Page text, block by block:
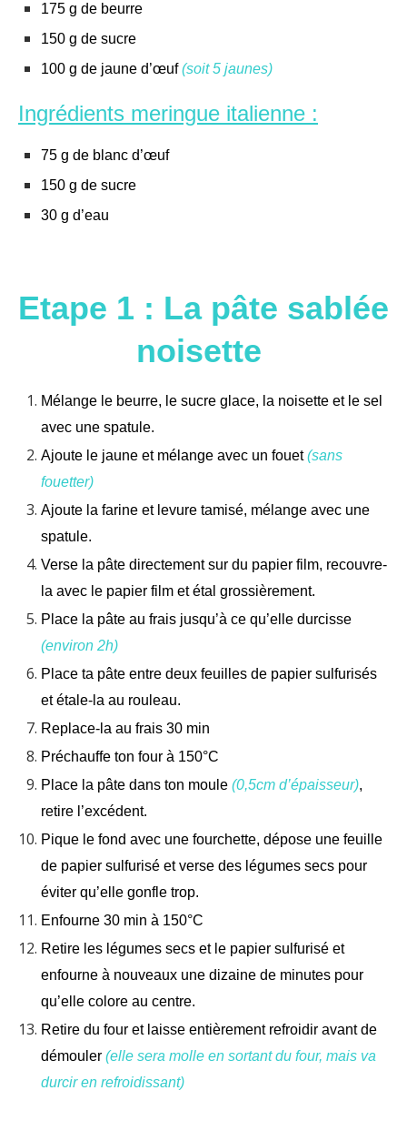
175 g de beurre
150 g de sucre
100 g de jaune d’œuf(soit 5 jaunes)
Ingrédients meringue italienne :
75 g de blanc d’œuf
150 g de sucre
30 g d’eau
Etape 1 : La pâte sablée
noisette
Mélange le beurre, le sucre glace, la noisette et le sel
avec une spatule.
Ajoute le jaune et mélange avec un fouet(sans
fouetter)
Ajoute la farine et levure tamisé, mélange avec une
spatule.
Verse la pâte directement sur du papier film, recouvre-
la avec le papier film et étal grossièrement.
Place la pâte au frais jusqu’à ce qu’elle durcisse
(environ 2h)
Place ta pâte entre deux feuilles de papier sulfurisés
et étale-la au rouleau.
Replace-la au frais 30 min
Préchauffe ton four à 150°C
Place la pâte dans ton moule (0,5cm d’épaisseur),
retire l’excédent.
Pique le fond avec une fourchette, dépose une feuille
de papier sulfurisé et verse des légumes secs pour
éviter qu’elle gonfle trop.
Enfourne 30 min à 150°C
Retire les légumes secs et le papier sulfurisé et
enfourne à nouveaux une dizaine de minutes pour
qu’elle colore au centre.
Retire du four et laisse entièrement refroidir avant de
démouler (elle sera molle en sortant du four, mais va
durcir en refroidissant)